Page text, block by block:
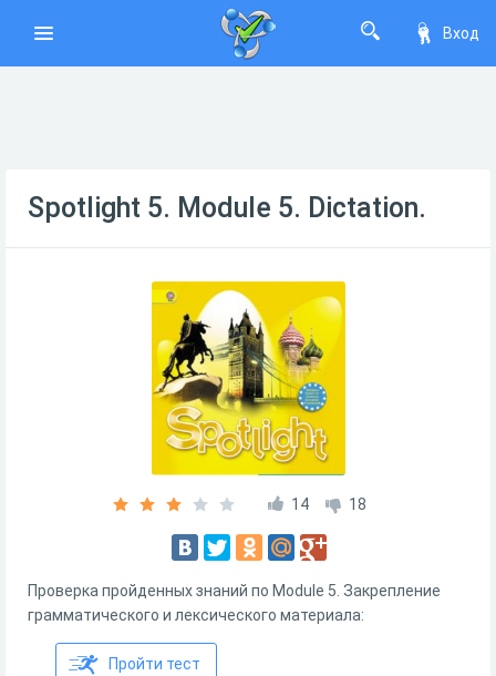
Вход
Spotlight 5. Module 5. Dictation.
14 18
Проверка пройденных знаний по Module 5. Закрепление
грамматического и лексического материала:
Пройти тест